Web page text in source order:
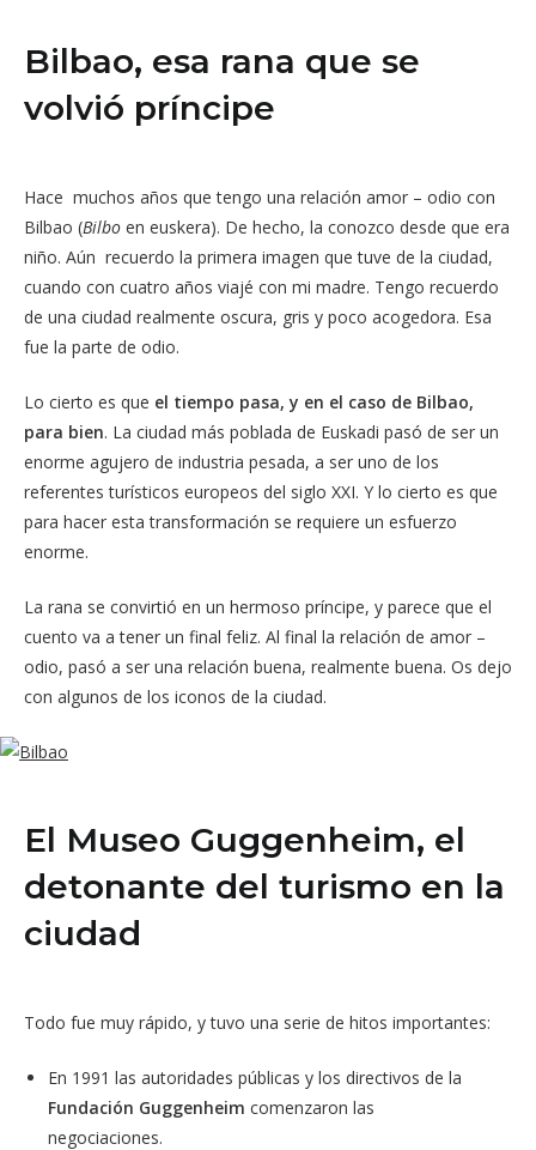
Bilbao, esa rana que se
volvió príncipe
Hace muchos años que tengo una relación amor – odio con
Bilbao (Bilbo en euskera). De hecho, la conozco desde que era
niño. Aún recuerdo la primera imagen que tuve de la ciudad,
cuando con cuatro años viajé con mi madre. Tengo recuerdo
de una ciudad realmente oscura, gris y poco acogedora. Esa
fue la parte de odio.
Lo cierto es que el tiempo pasa, y en el caso de Bilbao,
para bien. La ciudad más poblada de Euskadi pasó de ser un
enorme agujero de industria pesada, a ser uno de los
referentes turísticos europeos del siglo XXI. Y lo cierto es que
para hacer esta transformación se requiere un esfuerzo
enorme.
La rana se convirtió en un hermoso príncipe, y parece que el
cuento va a tener un final feliz. Al final la relación de amor –
odio, pasó a ser una relación buena, realmente buena. Os dejo
con algunos de los iconos de la ciudad.
El Museo Guggenheim, el
detonante del turismo en la
ciudad
Todo fue muy rápido, y tuvo una serie de hitos importantes:
En 1991 las autoridades públicas y los directivos de la
Fundación Guggenheim comenzaron las
negociaciones.